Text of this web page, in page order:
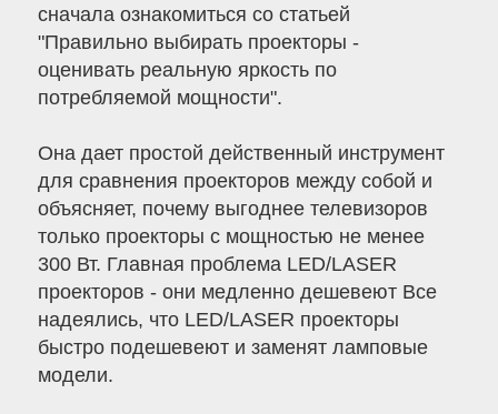
сначала ознакомиться со статьей
"Правильно выбирать проекторы -
оценивать реальную яркость по
потребляемой мощности".
Она дает простой действенный инструмент
для сравнения проекторов между собой и
объясняет, почему выгоднее телевизоров
только проекторы с мощностью не менее
300 Вт. Главная проблема LED/LASER
проекторов - они медленно дешевеют Все
надеялись, что LED/LASER проекторы
быстро подешевеют и заменят ламповые
модели.